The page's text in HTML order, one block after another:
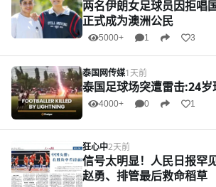
两名伊朗女足球员因拒唱
正式成为澳洲公民
5000+ 1 3
泰国网传媒1天前
泰国足球场突遭雷击:24
4000+ 0 1
狂心中2天前
信号太明显！人民日报罕
赵勇、排管最后救命稻草